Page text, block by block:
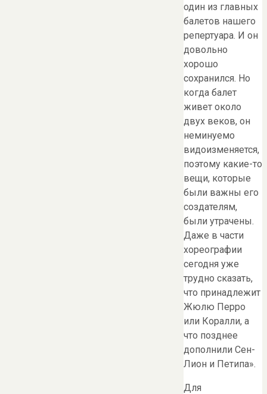
один из главных
балетов нашего
репертуара. И он
довольно
хорошо
сохранился. Но
когда балет
живет около
двух веков, он
неминуемо
видоизменяется,
поэтому какие-то
вещи, которые
были важны его
создателям,
были утрачены.
Даже в части
хореографии
сегодня уже
трудно сказать,
что принадлежит
Жюлю Перро
или Коралли, а
что позднее
дополнили Сен-
Лион и Петипа».
Для